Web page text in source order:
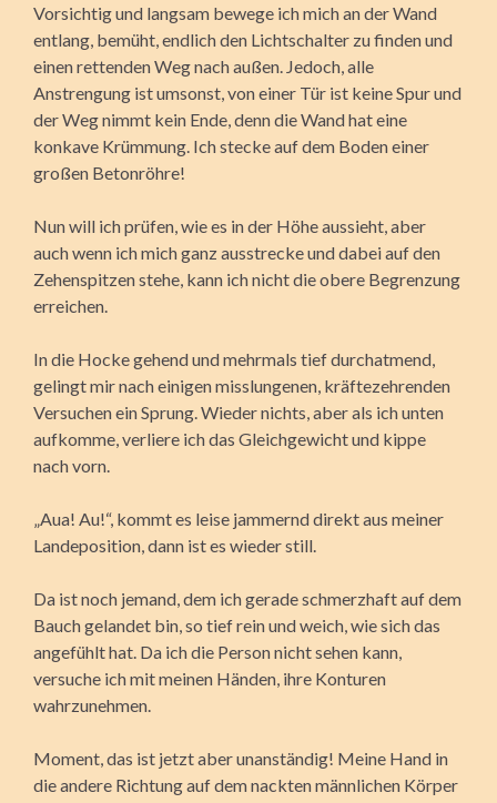
Vorsichtig und langsam bewege ich mich an der Wand
entlang, bemüht, endlich den Lichtschalter zu finden und
einen rettenden Weg nach außen. Jedoch, alle
Anstrengung ist umsonst, von einer Tür ist keine Spur und
der Weg nimmt kein Ende, denn die Wand hat eine
konkave Krümmung. Ich stecke auf dem Boden einer
großen Betonröhre!
Nun will ich prüfen, wie es in der Höhe aussieht, aber
auch wenn ich mich ganz ausstrecke und dabei auf den
Zehenspitzen stehe, kann ich nicht die obere Begrenzung
erreichen.
In die Hocke gehend und mehrmals tief durchatmend,
gelingt mir nach einigen misslungenen, kräftezehrenden
Versuchen ein Sprung. Wieder nichts, aber als ich unten
aufkomme, verliere ich das Gleichgewicht und kippe
nach vorn.
„Aua! Au!“, kommt es leise jammernd direkt aus meiner
Landeposition, dann ist es wieder still.
Da ist noch jemand, dem ich gerade schmerzhaft auf dem
Bauch gelandet bin, so tief rein und weich, wie sich das
angefühlt hat. Da ich die Person nicht sehen kann,
versuche ich mit meinen Händen, ihre Konturen
wahrzunehmen.
Moment, das ist jetzt aber unanständig! Meine Hand in
die andere Richtung auf dem nackten männlichen Körper